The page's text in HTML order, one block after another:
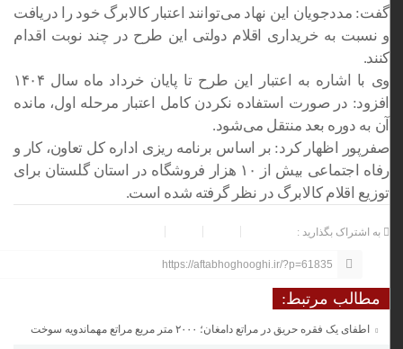
گفت: مددجویان این نهاد می‌توانند اعتبار کالابرگ خود را دریافت
و نسبت به خریداری اقلام دولتی این طرح در چند نوبت اقدام
کنند.
وی با اشاره به اعتبار این طرح تا پایان خرداد ماه سال ۱۴۰۴
افزود: در صورت استفاده نکردن کامل اعتبار مرحله اول، مانده
آن به دوره بعد منتقل می‌شود.
صفرپور اظهار کرد: بر اساس برنامهریزی اداره کل تعاون، کار و
رفاه اجتماعی بیش از ۱۰ هزار فروشگاه در استان گلستان برای
توزیع اقلام کالابرگ در نظر گرفته شده است.
به اشتراک بگذارید :
https://aftabhoghooghi.ir/?p=61835
مطالب مرتبط:
اطفای یک فقره حریق در مراتع دامغان؛ ۲۰۰۰ متر مربع مراتع مهماندویه سوخت